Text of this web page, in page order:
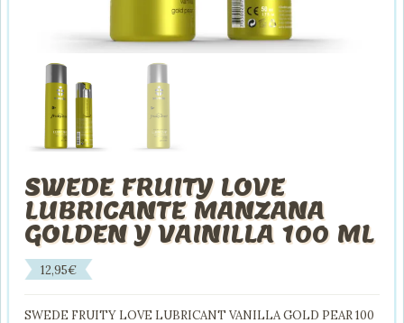
SWEDE FRUITY LOVE
LUBRICANTE MANZANA
GOLDEN Y VAINILLA 100 ML
12,95€
SWEDE FRUITY LOVE LUBRICANT VANILLA GOLD PEAR 100